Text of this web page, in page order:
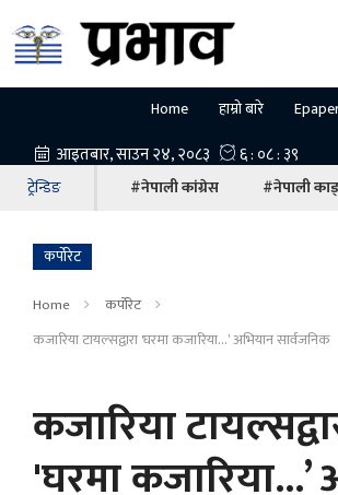
Home हाम्रो बारे
ट्रेन्डिङ #नेपाली कांग्रेस #नेपाली
कर्पोरेट
Home
कर्पोरेट
कजारिया टायल्सद्वारा 'घरमा कजारिया...’ अभियान सार्वजनिक
कजारिया
'घरमा कजारिया...’